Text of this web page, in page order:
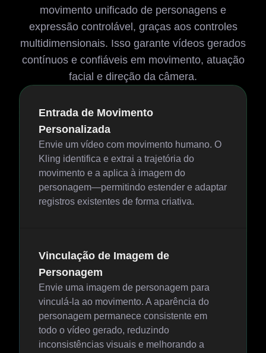
movimento unificado de personagens e
expressão controlável, graças aos controles
multidimensionais. Isso garante vídeos gerados
contínuos e confiáveis em movimento, atuação
facial e direção da câmera.
Entrada de Movimento
Personalizada
Envie um vídeo com movimento humano. O
Kling identifica e extrai a trajetória do
movimento e a aplica à imagem do
personagem—permitindo estender e adaptar
registros existentes de forma criativa.
Vinculação de Imagem de
Personagem
Envie uma imagem de personagem para
vinculá-la ao movimento. A aparência do
personagem permanece consistente em
todo o vídeo gerado, reduzindo
inconsistências visuais e melhorando a